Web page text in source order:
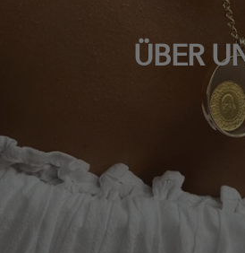
ÜBER